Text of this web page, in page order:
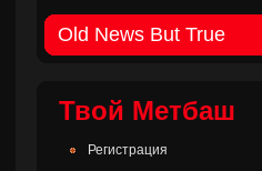
Old News But True
Твой Метбаш
Регистрация